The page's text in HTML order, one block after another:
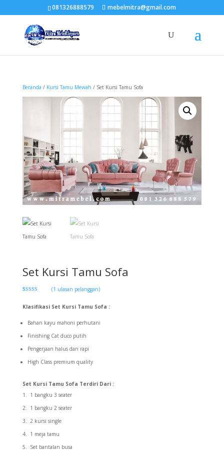
081326888579 mebelmitra@gmail.com
Beranda / Kursi Tamu Mewah / Set Kursi Tamu Sofa
Set Kursi Tamu Sofa
berdasarkan
(1 ulasan pelanggan)
Klasifikasi Set Kursi Tamu Sofa :
Bahan kayu mahoni perhutani
Finishing Cat duco putih
Pengerjaan halus dan rapi
High Class premium quality
Set Kursi Tamu Sofa Terdiri Dari :
1 bangku 3 seater
1 bangku 2 seater
2 kursi single
1 meja tamu
Set bantalan busa